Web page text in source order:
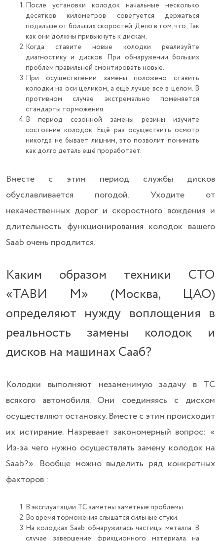
После установки колодок начальные несколько
десятков километров советуется держаться
подальше от больших скоростей. Дело в том, что, Так
как они должны привыкнуть к дискам.
Когда ставите новые колодки реализуйте
диагностику и дисков. При обнаружении больших
проблем правильней смонтировать новые.
При осуществлении замены положено ставить
колодки на оси целиком, а ещё лучше все в целом. В
противном случае экстремально поменяется
стандарты торможения.
В период сезонной замены резины изучите
состояние колодок. Ещё раз осуществить осмотр
никогда не бывает лишним, это позволит понимать
как долго деталь ещё проработает.
Вместе с этим период службы дисков
обуславливается погодой. Уходите от
некачественных дорог и скоростного вождения и
длительность функционирования колодок вашего
Saab очень продлится.
Каким образом техники СТО
«ТАВИ М» (Москва, ЦАО)
определяют нужду воплощения в
реальность замены колодок и
дисков на машинах Сааб?
Колодки выполняют незаменимую задачу в ТС
всякого автомобиля. Они соединяясь с диском
осуществляют остановку. Вместе с этим происходит
их истирание. Назревает закономерный вопрос: «
Из-за чего нужно осуществлять замену колодок на
Saab?». Вообще можно выделить ряд конкретных
факторов :
В эксплуатации ТС заметны заметные проблемы.
Во время торможения слышатся сильные стуки.
На колодках Saab обнаружилась частицы металла. В
случае завершение фрикционного материала на